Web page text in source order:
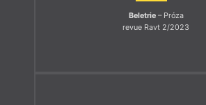
Beletrie– Próza
revue Ravt 2/2023